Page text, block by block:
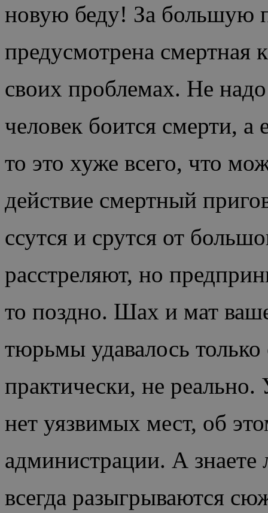
новую беду! За большую
предусмотрена смертная
своих проблемах. Не
человек боится смерти, а
то это хуже всего, что
действие смертный
ссутся и срутся от
расстреляют, но
то поздно. Шах и мат
тюрьмы удавалось
практически, не
нет уязвимых мест, об
администрации. А
всегда разыгрываются